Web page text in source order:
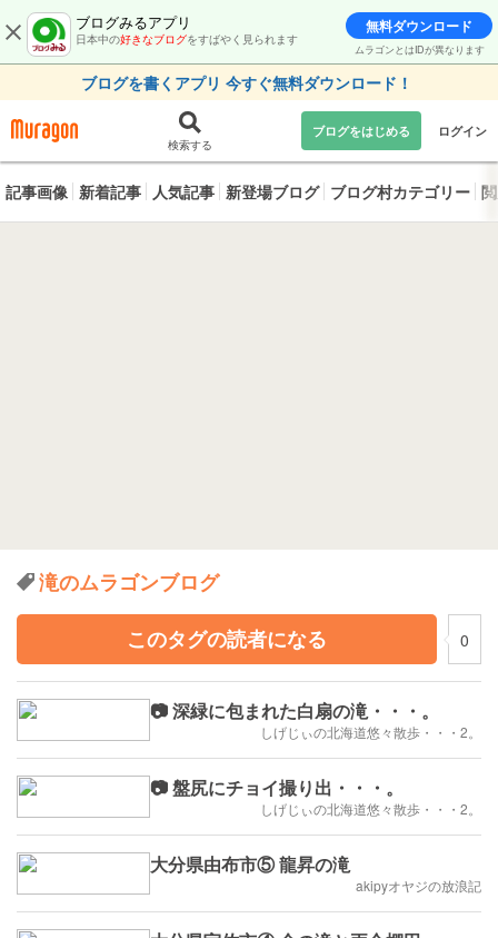
ブログみるアプリ
日本中の好きなブログをすばやく見られます
無料ダウンロード
ムラゴンとはIDが異なります
ブログを書くアプリ 今すぐ無料ダウンロード！
検索する
ブログをはじめる ログイン
記事画像 新着記事 人気記事 新登場ブログ ブログ村カテゴリー
滝のムラゴンブログ
このタグの読者になる
0
📷 深緑に包まれた白扇の滝・・・。
しげじぃの北海道悠々散歩・・・2。
📷 盤尻にチョイ撮り出・・・。
しげじぃの北海道悠々散歩・・・2。
大分県由布市⑤ 龍昇の滝
akipyオヤジの放浪記